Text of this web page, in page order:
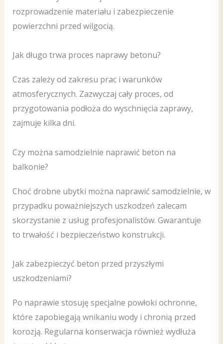
rozprowadzenie materiału i zabezpieczenie
powierzchni przed wilgocią.
Jak długo trwa proces naprawy betonu?
Czas zależy od zakresu prac i warunków
atmosferycznych. Zazwyczaj cały proces, od
przygotowania podłoża do wyschnięcia zaprawy,
zajmuje kilka dni.
Czy można samodzielnie naprawić beton na
balkonie?
Choć drobne ubytki można naprawić samodzielnie, w
przypadku poważniejszych uszkodzeń zalecam
skorzystanie z usług profesjonalistów. Gwarantuje
to trwałość i bezpieczeństwo konstrukcji.
Jak zabezpieczyć beton przed przyszłymi
uszkodzeniami?
Po naprawie stosuję specjalne powłoki ochronne,
które zapobiegają wnikaniu wody i chronią przed
korozją. Regularna konserwacja również wydłuża